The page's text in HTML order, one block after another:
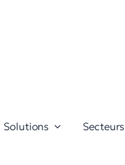
Solutions Secteurs